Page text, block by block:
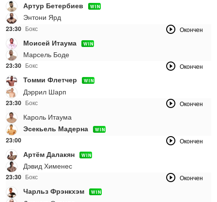
Артур Бетербиев WIN
Энтони Ярд
23:30 Бокс Окончен
Моисей Итаума WIN
Марсель Боде
23:30 Бокс Окончен
Томми Флетчер WIN
Дэррил Шарп
23:30 Бокс Окончен
Кароль Итаума
Эсекьель Мадерна
WIN
23:00 Окончен
Артём Далакян WIN
Дэвид Хименес
23:30 Бокс Окончен
Чарльз Фрэнкхэм WIN